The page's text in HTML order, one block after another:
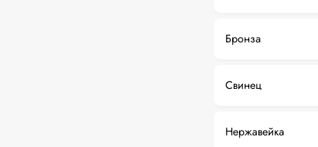
Бронза
Свинец
Нержавейка